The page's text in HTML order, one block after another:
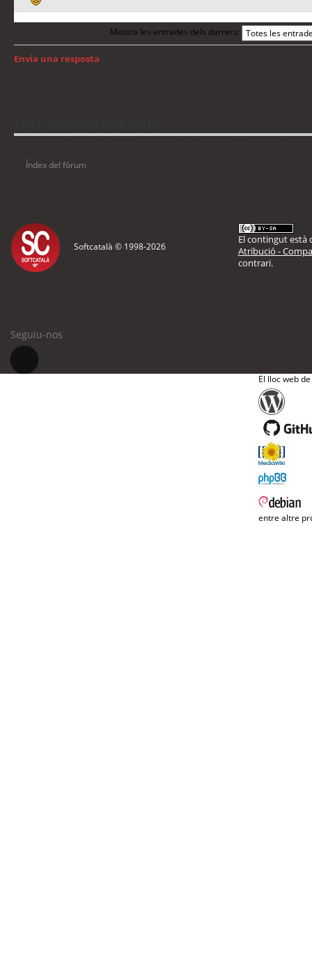
Mostra les entrades dels darrers:
Envia una resposta
Índex del fòrum
Softcatalà © 1998-2026
El contingut està
Atribució -
contrari.
Seguiu-nos
El lloc web
entre altre